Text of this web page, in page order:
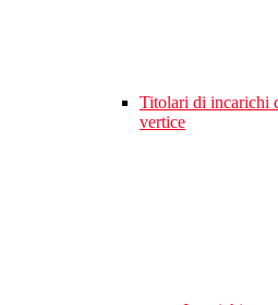
Titolari di incarichi
vertice